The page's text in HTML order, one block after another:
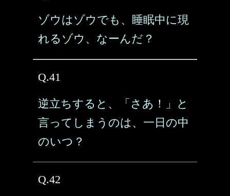
ゾウはゾウでも、睡眠中に現
れるゾウ、なーんだ？
Q.41
逆立ちすると、「さあ！」と
言ってしまうのは、一日の中
のいつ？
Q.42